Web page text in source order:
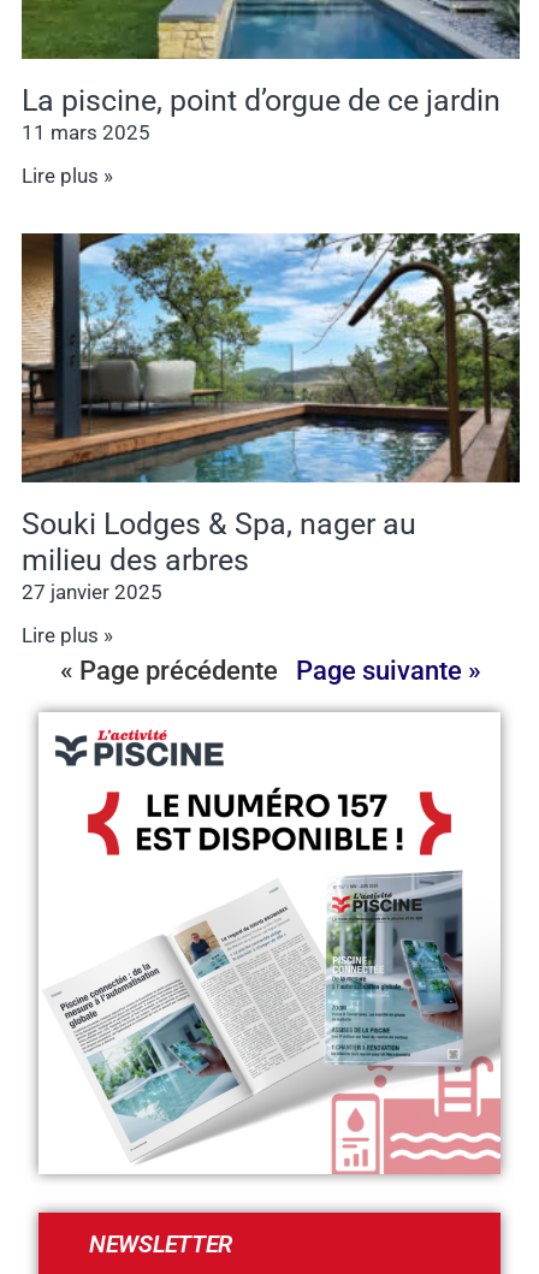
La piscine, point d’orgue de ce jardin
11 mars 2025
Lire plus »
Souki Lodges & Spa, nager au
milieu des arbres
27 janvier 2025
Lire plus »
« Page précédente Page suivante »
NEWSLETTER